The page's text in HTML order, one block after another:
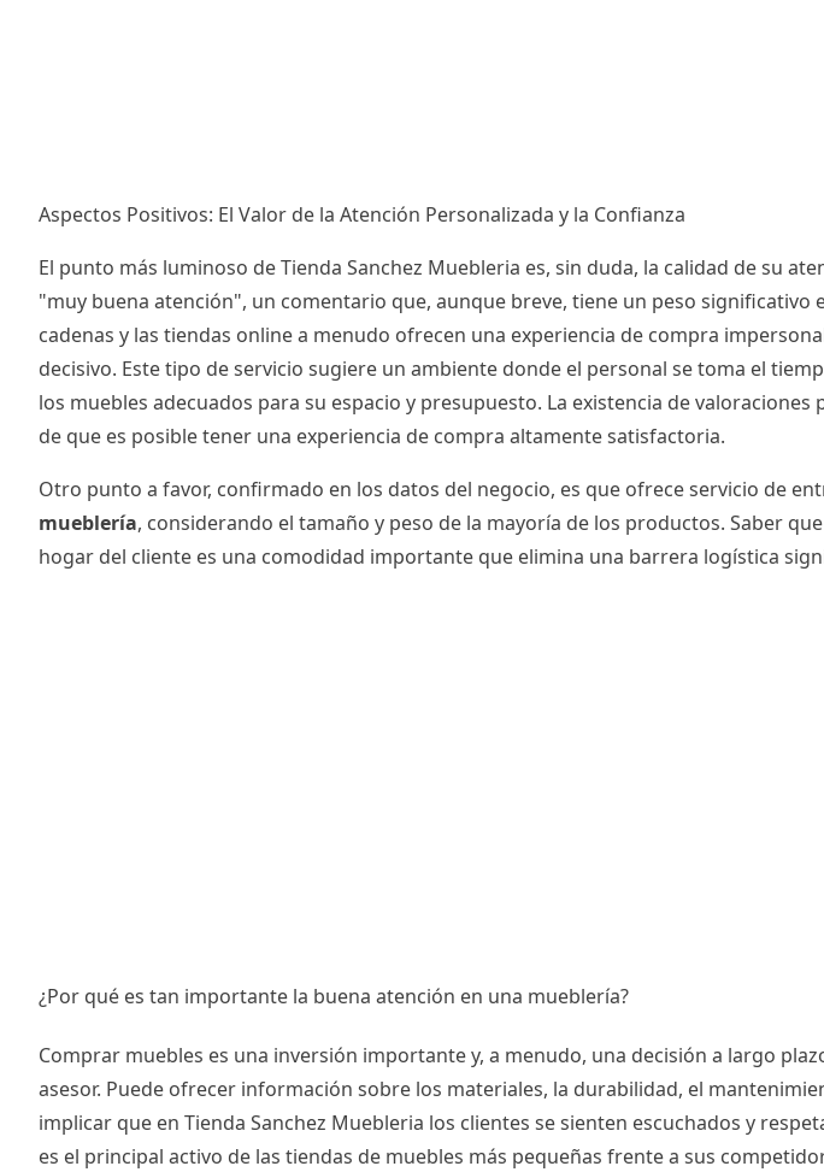
Aspectos Positivos: El Valor de la Atención Personalizada y la Confianza
El punto más luminoso de Tienda Sanchez Muebleria es, sin duda, la calidad de su
"muy buena atención", un comentario que, aunque breve, tiene un peso significativo
cadenas y las tiendas online a menudo ofrecen una experiencia de compra
decisivo. Este tipo de servicio sugiere un ambiente donde el personal se toma el
los muebles adecuados para su espacio y presupuesto. La existencia de
de que es posible tener una experiencia de compra altamente satisfactoria.
Otro punto a favor, confirmado en los datos del negocio, es que ofrece servicio de
mueblería, considerando el tamaño y peso de la mayoría de los productos. Saber
hogar del cliente es una comodidad importante que elimina una barrera logística
¿Por qué es tan importante la buena atención en una mueblería?
Comprar muebles es una inversión importante y, a menudo, una decisión a largo
asesor. Puede ofrecer información sobre los materiales, la durabilidad, el
implicar que en Tienda Sanchez Muebleria los clientes se sienten escuchados y
es el principal activo de las tiendas de muebles más pequeñas frente a sus